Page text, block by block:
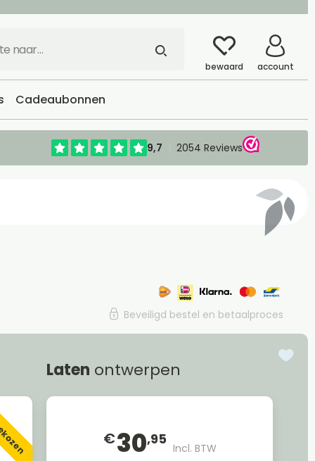
bewaard account
Cadeaubonnen
Beveiligd bestel en betaalproces
Laten ontwerpen
€30,95
Incl. BTW